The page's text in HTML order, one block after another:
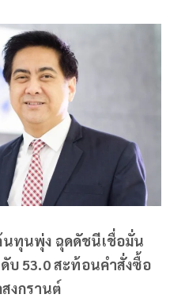
นทุนพุ่ง ฉุดดัชนีเชื่อมั่น
บ 53.0 สะท้อนคำสั่งซื้อ
งกรานต์